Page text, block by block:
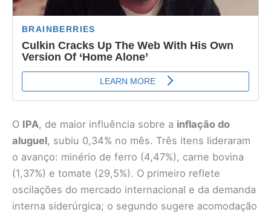
O IPA, de maior influência sobre a inflação do
aluguel, subiu 0,34% no mês. Três itens lideraram
o avanço: minério de ferro (4,47%), carne bovina
(1,37%) e tomate (29,5%). O primeiro reflete
oscilações do mercado internacional e da demanda
interna siderúrgica; o segundo sugere acomodação